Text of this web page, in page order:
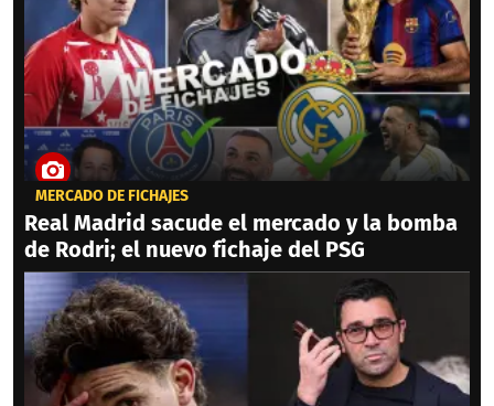
MERCADO DE FICHAJES
Real Madrid sacude el mercado y la bomba
de Rodri; el nuevo fichaje del PSG